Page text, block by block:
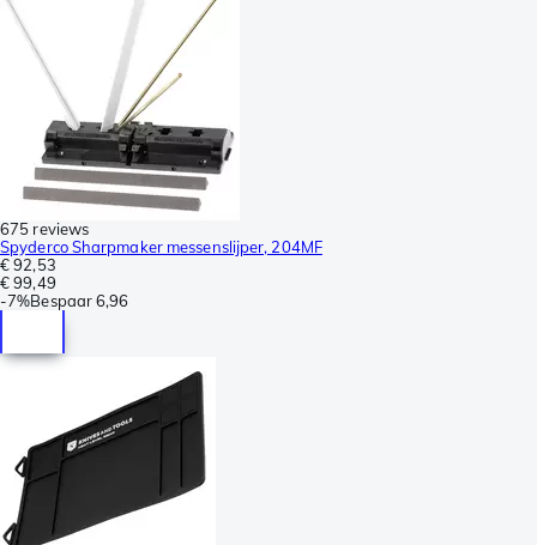
675 reviews
Spyderco Sharpmaker messenslijper, 204MF
€ 92,53
€ 99,49
-7%Bespaar6,96